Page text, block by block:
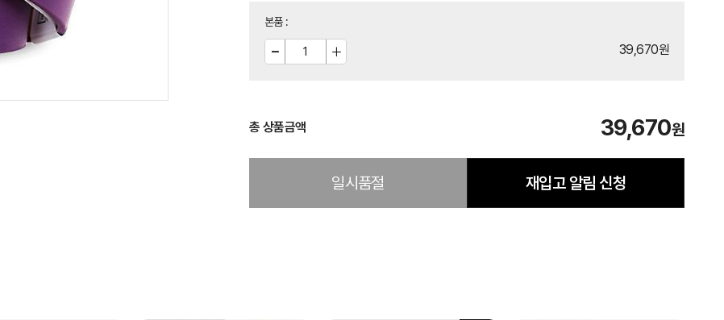
본품:
39,670원
총 상품금액 39,670원
일시품절 재입고 알림 신청